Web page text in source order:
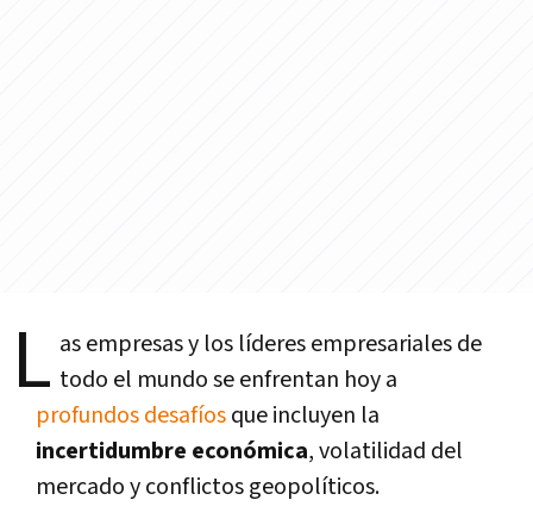
L as empresas y los líderes empresariales de
todo el mundo se enfrentan hoy a
profundos desafíosque incluyen la
incertidumbre económica, volatilidad del
mercado y conflictos geopolíticos.